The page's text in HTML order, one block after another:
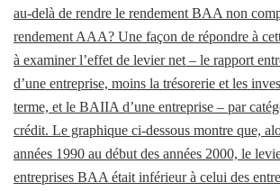
au-delà de rendre le rendement BAA non
rendement AAA? Une façon de répondre à
à examiner l’effet de levier net – le rapport
d’une entreprise, moins la trésorerie et les
terme, et le BAIIA d’une entreprise – par
crédit. Le graphique ci-dessous montre que,
années 1990 au début des années 2000, le
entreprises BAA était inférieur à celui des